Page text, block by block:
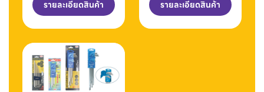
รายละเอียดสินค้า รายละเอียดสินค้า